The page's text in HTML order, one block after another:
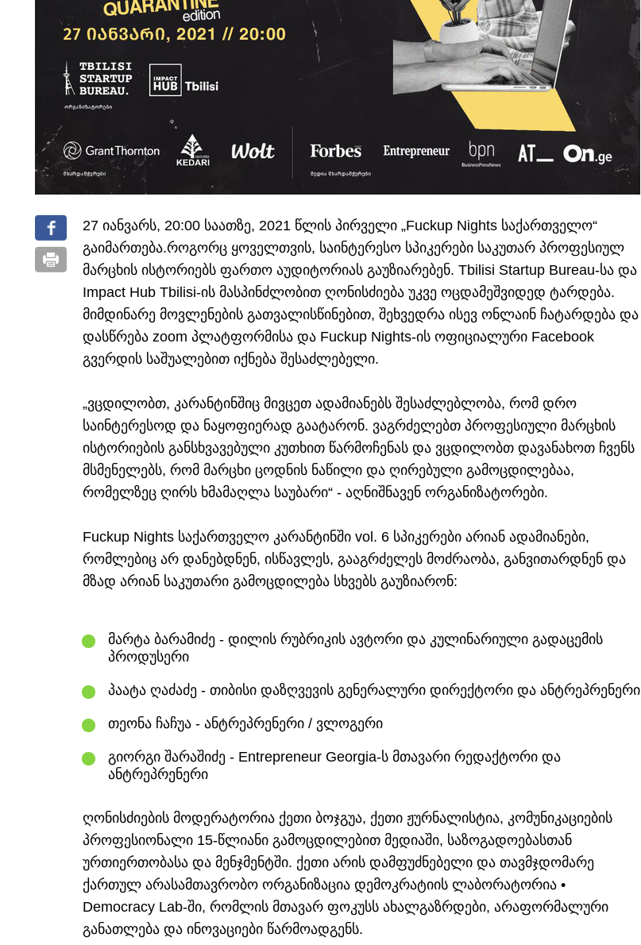
27 იანვარს, 20:00 საათზე, 2021 წლის პირველი „Fuckup Nights საქართველო“
გაიმართება.როგორც ყოველთვის, საინტერესო სპიკერები საკუთარ პროფესიულ
მარცხის ისტორიებს ფართო აუდიტორიას გაუზიარებენ. Tbilisi Startup Bureau-სა და
Impact Hub Tbilisi-ის მასპინძლობით ღონისძიება უკვე ოცდამეშვიდედ ტარდება.
მიმდინარე მოვლენების გათვალისწინებით, შეხვედრა ისევ ონლაინ ჩატარდება და
დასწრება zoom პლატფორმისა და Fuckup Nights-ის ოფიციალური Facebook
გვერდის საშუალებით იქნება შესაძლებელი.
„ვცდილობთ, კარანტინშიც მივცეთ ადამიანებს შესაძლებლობა, რომ დრო
საინტერესოდ და ნაყოფიერად გაატარონ. ვაგრძელებთ პროფესიული მარცხის
ისტორიების განსხვავებული კუთხით წარმოჩენას და ვცდილობთ დავანახოთ ჩვენს
მსმენელებს, რომ მარცხი ცოდნის ნაწილი და ღირებული გამოცდილებაა,
რომელზეც ღირს ხმამაღლა საუბარი“ - აღნიშნავენ ორგანიზატორები.
Fuckup Nights საქართველო კარანტინში vol. 6 სპიკერები არიან ადამიანები,
რომლებიც არ დანებდნენ, ისწავლეს, გააგრძელეს მოძრაობა, განვითარდნენ და
მზად არიან საკუთარი გამოცდილება სხვებს გაუზიარონ:
მარტა ბარამიძე - დილის რუბრიკის ავტორი და კულინარიული გადაცემის
პროდუსერი
პაატა ღაძაძე - თიბისი დაზღვევის გენერალური დირექტორი და ანტრეპრენერი
თეონა ჩაჩუა - ანტრეპრენერი / ვლოგერი
გიორგი შარაშიძე - Entrepreneur Georgia-ს მთავარი რედაქტორი და
ანტრეპრენერი
ღონისძიების მოდერატორია ქეთი ბოჯგუა, ქეთი ჟურნალისტია, კომუნიკაციების
პროფესიონალი 15-წლიანი გამოცდილებით მედიაში, საზოგადოებასთან
ურთიერთობასა და მენჯმენტში. ქეთი არის დამფუძნებელი და თავმჯდომარე
ქართულ არასამთავრობო ორგანიზაცია დემოკრატიის ლაბორატორია •
Democracy Lab-ში, რომლის მთავარ ფოკუსს ახალგაზრდები, არაფორმალური
განათლება და ინოვაციები წარმოადგენს.